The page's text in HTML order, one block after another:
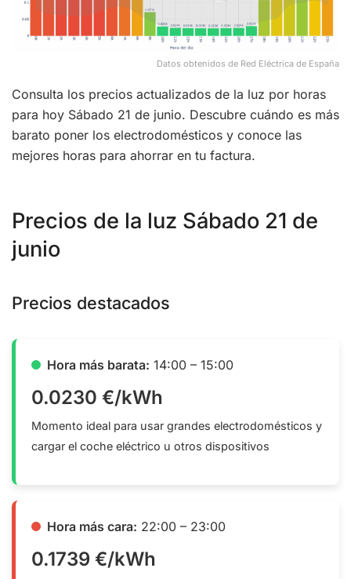
Datos obtenidos de Red Eléctrica de España
Consulta los precios actualizados de la luz por horas
para hoy Sábado 21 de junio. Descubre cuándo es más
barato poner los electrodomésticos y conoce las
mejores horas para ahorrar en tu factura.
Precios de la luz Sábado 21 de
junio
Precios destacados
Hora más barata: 14:00 – 15:00
0.0230 €/kWh
Momento ideal para usar grandes electrodomésticos y
cargar el coche eléctrico u otros dispositivos
Hora más cara: 22:00 – 23:00
0.1739 €/kWh